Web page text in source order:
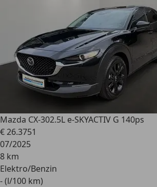
Mazda CX-302.5L e-SKYACTIV G 140ps
€ 26.3751
07/2025
8 km
Elektro/Benzin
- (l/100 km)